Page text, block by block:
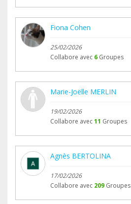
Fiona Cohen
25/02/2026
Collabore avec 6 Groupes
Marie-Joëlle MERLIN
19/02/2026
Collabore avec11 Groupes
Agnès BERTOLINA
17/02/2026
Collabore avec 209 Groupes